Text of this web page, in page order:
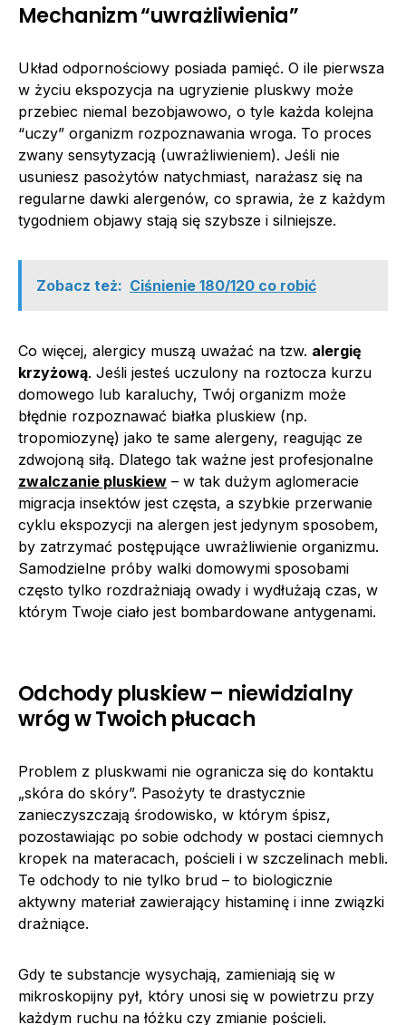
Mechanizm “uwrażliwienia”
Układ odpornościowy posiada pamięć. O ile pierwsza
w życiu ekspozycja na ugryzienie pluskwy może
przebiec niemal bezobjawowo, o tyle każda kolejna
“uczy” organizm rozpoznawania wroga. To proces
zwany sensytyzacją (uwrażliwieniem). Jeśli nie
usuniesz pasożytów natychmiast, narażasz się na
regularne dawki alergenów, co sprawia, że z każdym
tygodniem objawy stają się szybsze i silniejsze.
Zobacz też: Ciśnienie 180/120 co robić
Co więcej, alergicy muszą uważać na tzw. alergię
krzyżową. Jeśli jesteś uczulony na roztocza kurzu
domowego lub karaluchy, Twój organizm może
błędnie rozpoznawać białka pluskiew (np.
tropomiozynę) jako te same alergeny, reagując ze
zdwojoną siłą. Dlatego tak ważne jest profesjonalne
zwalczanie pluskiew – w tak dużym aglomeracie
migracja insektów jest częsta, a szybkie przerwanie
cyklu ekspozycji na alergen jest jedynym sposobem,
by zatrzymać postępujące uwrażliwienie organizmu.
Samodzielne próby walki domowymi sposobami
często tylko rozdrażniają owady i wydłużają czas, w
którym Twoje ciało jest bombardowane antygenami.
Odchody pluskiew – niewidzialny
wróg w Twoich płucach
Problem z pluskwami nie ogranicza się do kontaktu
„skóra do skóry”. Pasożyty te drastycznie
zanieczyszczają środowisko, w którym śpisz,
pozostawiając po sobie odchody w postaci ciemnych
kropek na materacach, pościeli i w szczelinach mebli.
Te odchody to nie tylko brud – to biologicznie
aktywny materiał zawierający histaminę i inne związki
drażniące.
Gdy te substancje wysychają, zamieniają się w
mikroskopijny pył, który unosi się w powietrzu przy
każdym ruchu na łóżku czy zmianie pościeli.